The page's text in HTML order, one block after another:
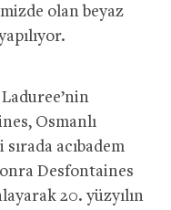
olan beyaz
Osmanlı
acıbadem
Desfontaines
20. yüzyılın